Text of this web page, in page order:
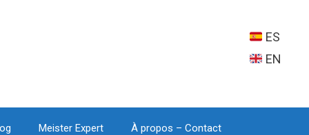
ES
EN
Meister Expert À propos – Contact